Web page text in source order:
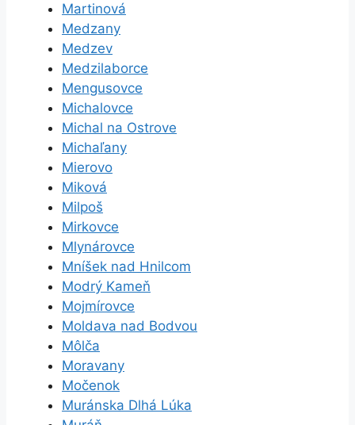
Martinová
Medzany
Medzev
Medzilaborce
Mengusovce
Michalovce
Michal na Ostrove
Michaľany
Mierovo
Miková
Milpoš
Mirkovce
Mlynárovce
Mníšek nad Hnilcom
Modrý Kameň
Mojmírovce
Moldava nad Bodvou
Môlča
Moravany
Močenok
Muránska Dlhá Lúka